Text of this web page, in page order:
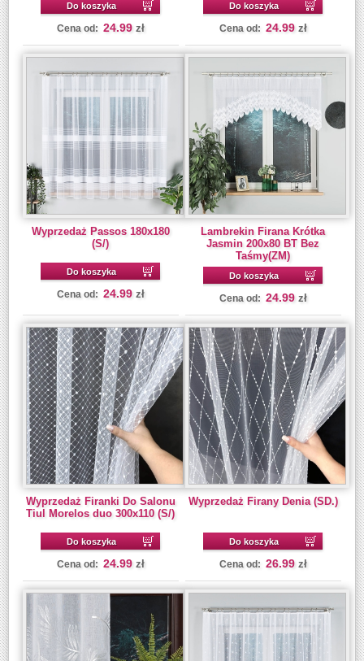
Do koszyka
Cena od: 24.99 zł
Do koszyka
Cena od: 24.99 zł
Wyprzedaż Passos 180x180
(S/)
Do koszyka
Cena od: 24.99 zł
Lambrekin Firana Krótka
Jasmin 200x80 BT Bez
Taśmy(ZM)
Do koszyka
Cena od: 24.99 zł
Wyprzedaż Firanki Do Salonu
Tiul Morelos duo 300x110 (S/)
Do koszyka
Cena od: 24.99 zł
Wyprzedaż Firany Denia (SD.)
Do koszyka
Cena od: 26.99 zł